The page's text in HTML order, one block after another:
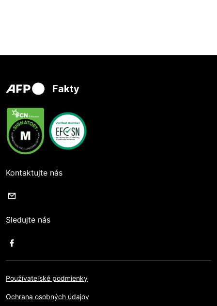
Fakty
Kontaktujte nás
Sledujte nás
Používateľské podmienky
Ochrana osobných údajov